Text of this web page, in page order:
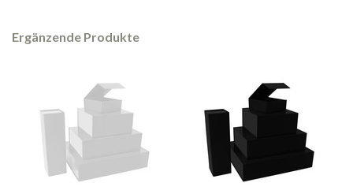
Ergänzende Produkte